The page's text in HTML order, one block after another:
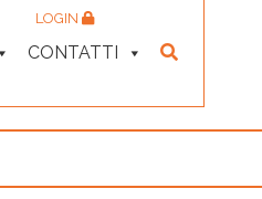
CONTATTI
LOGIN